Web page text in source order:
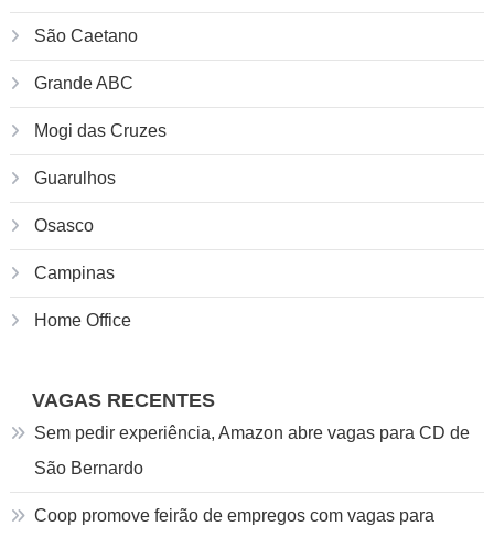
São Caetano
Grande ABC
Mogi das Cruzes
Guarulhos
Osasco
Campinas
Home Office
VAGAS RECENTES
Sem pedir experiência, Amazon abre vagas para CD de
São Bernardo
Coop promove feirão de empregos com vagas para